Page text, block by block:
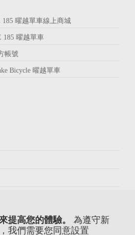
提高您的體驗。
為遵守新
我們需要您同意設置
185 曜越單車線上商城
185 曜越單車
帳號
Bicycle 曜越單車